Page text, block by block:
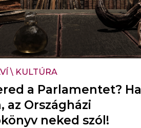
\ KULTÚRA
a Parlamentet? Ha
az Országházi
neked szól!